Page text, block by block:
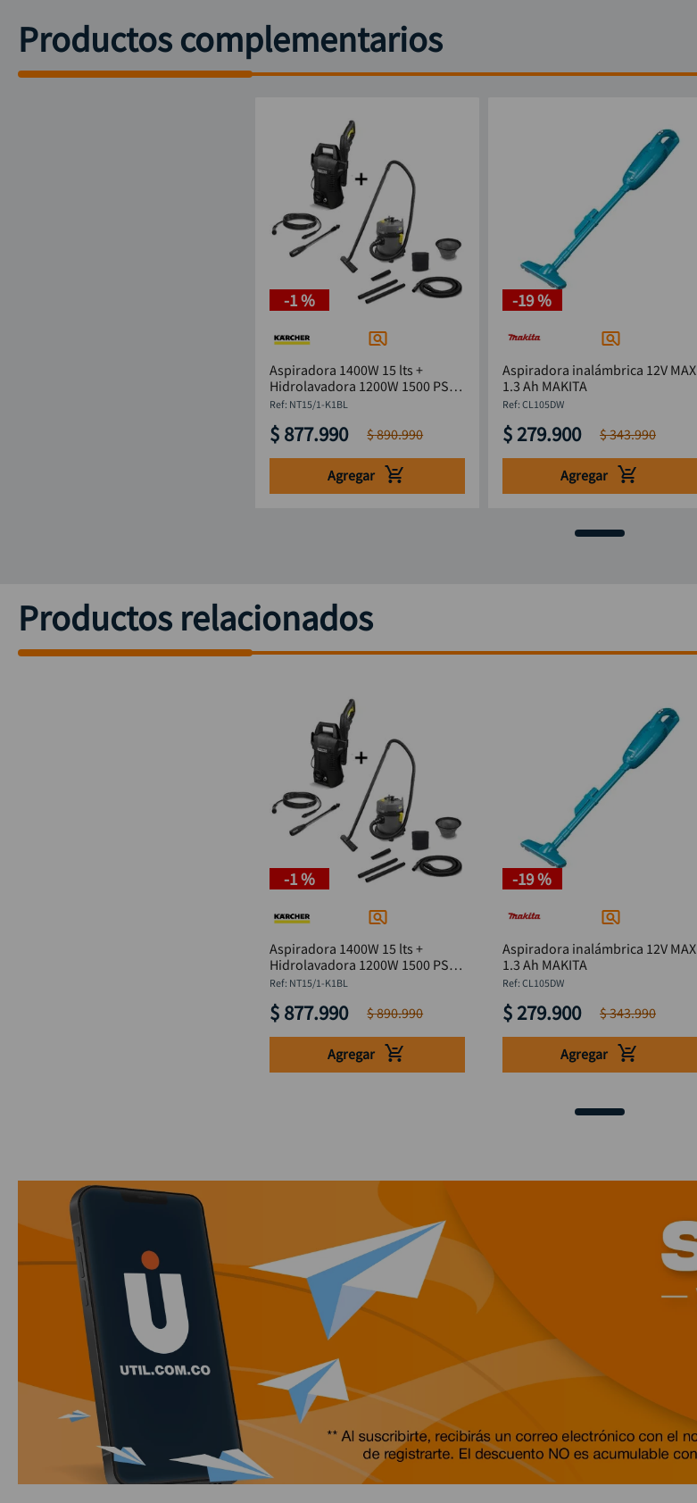
Productos complementarios
-1 %
Aspiradora 1400W 15 lts +
Hidrolavadora 1200W 1500 PSI
KARCHER
: NT15/1-K1BL
$ 877.990 $890.990
Agregar
-19 %
Aspiradora inalámbrica 12V MAX
1.3 Ah MAKITA
: CL105DW
$ 279.900 $343.990
Agregar
Productos relacionados
-1 %
Aspiradora 1400W 15 lts +
Hidrolavadora 1200W 1500 PSI
KARCHER
: NT15/1-K1BL
$ 877.990 $890.990
Agregar
-19 %
Aspiradora inalámbrica 12V MAX
1.3 Ah MAKITA
: CL105DW
$ 279.900 $343.990
Agregar